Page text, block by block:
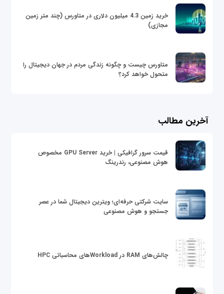
خرید زمین 4.3 میلیون دلاری در متاورس (چند متر زمین
مجازی)
متاورس چیست و چگونه زندگی مردم در جهان دیجیتال را
متحول خواهد کرد؟
آخرین مطالب
قیمت سرور گرافیکی | خرید GPU Server مخصوص
هوش مصنوعی، رندرینگ
سایت شرکتی حرفه‌ای؛ ویترین دیجیتال شما در عصر
جستجو و هوش مصنوعی
چالش‌های RAM در Workloadهای محاسباتی HPC